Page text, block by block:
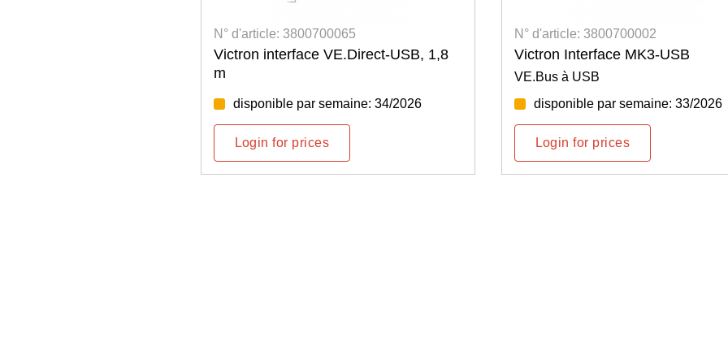
N° d'article: 3800700002
Victron Interface MK3-USB
disponible par semaine: 33/2026
Login for prices
N° d'article: 4400200041
Câble de réseau CAT 5e
mètres
disponible
Login for prices